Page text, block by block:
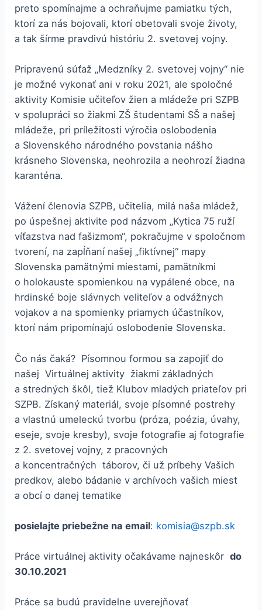
preto spomínajme a ochraňujme pamiatku tých,
ktorí za nás bojovali, ktorí obetovali svoje životy,
a tak šírme pravdivú históriu 2. svetovej vojny.
Pripravenú súťaž „Medzníky 2. svetovej vojny“ nie
je možné vykonať ani v roku 2021, ale spoločné
aktivity Komisie učiteľov žien a mládeže pri SZPB
v spolupráci so žiakmi ZŠ študentami SŠ a našej
mládeže, pri príležitosti výročia oslobodenia
a Slovenského národného povstania nášho
krásneho Slovenska, neohrozila a neohrozí žiadna
karanténa.
Vážení členovia SZPB, učitelia, milá naša mládež,
po úspešnej aktivite pod názvom „Kytica 75 ruží
víťazstva nad fašizmom“, pokračujme v spoločnom
tvorení, na zapĺňaní našej „fiktívnej“ mapy
Slovenska pamätnými miestami, pamätníkmi
o holokauste spomienkou na vypálené obce, na
hrdinské boje slávnych veliteľov a odvážnych
vojakov a na spomienky priamych účastníkov,
ktorí nám pripomínajú oslobodenie Slovenska.
Čo nás čaká? Písomnou formou sa zapojiť do
našej Virtuálnej aktivity žiakmi základných
a stredných škôl, tiež Klubov mladých priateľov pri
SZPB. Získaný materiál, svoje písomné postrehy
a vlastnú umeleckú tvorbu (próza, poézia, úvahy,
eseje, svoje kresby), svoje fotografie aj fotografie
z 2. svetovej vojny, z pracovných
a koncentračných táborov, či už príbehy Vašich
predkov, alebo bádanie v archívoch vašich miest
a obcí o danej tematike
posielajte priebežne na email: komisia@szpb.sk
Práce virtuálnej aktivity očakávame najneskôrdo
30.10.2021
Práce sa budú pravidelne uverejňovať